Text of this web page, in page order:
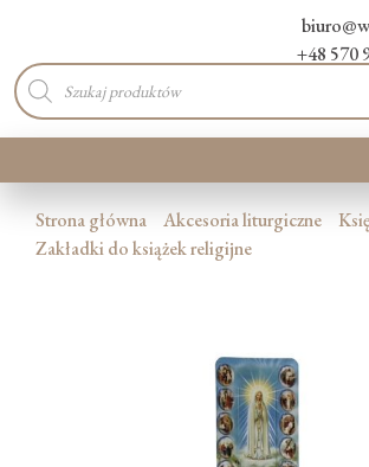
+48 570
Wyszukiwarka
produktów
Kategorie produktów
Strona główna Akcesoria liturgiczne
Zakładki do książek religijne